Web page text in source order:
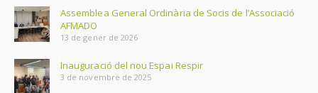
Assemblea General Ordinària de Socis de l’Associació
AFMADO
13 de gener de 2026
Inauguració del nou Espai Respir
3 de novembre de 2025